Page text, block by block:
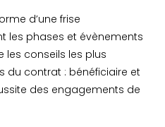
d’une frise
les phases et évènements
les conseils les plus
du contrat : bénéficiaire et
des engagements de